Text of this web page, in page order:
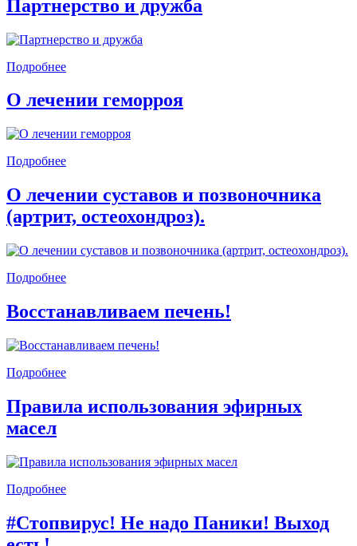
Партнерство и дружба
Подробнее
О лечении геморроя
Подробнее
О лечении суставов и позвоночника
(артрит, остеохондроз).
Подробнее
Восстанавливаем печень!
Подробнее
Правила использования эфирных
масел
Подробнее
#Стопвирус! Не надо Паники! Выход